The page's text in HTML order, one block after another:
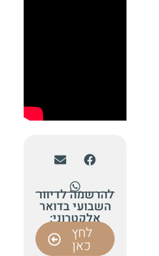
להרשמה לדיוור
השבועי בדואר
אלקטרוני:
לחץ
כאן